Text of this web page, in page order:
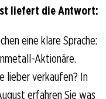
liefert die Antwort:
eine klare Sprache:
Aktionäre.
lieber verkaufen? In
erfahren Sie was